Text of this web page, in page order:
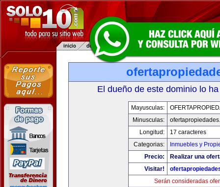
El dueño de este dominio lo
Mayusculas:
Minusculas:
Longitud:
17 caracteres
Categorias:
Inmuebles y
Precio:
Realizar una
Visitar!
Serán consideradas